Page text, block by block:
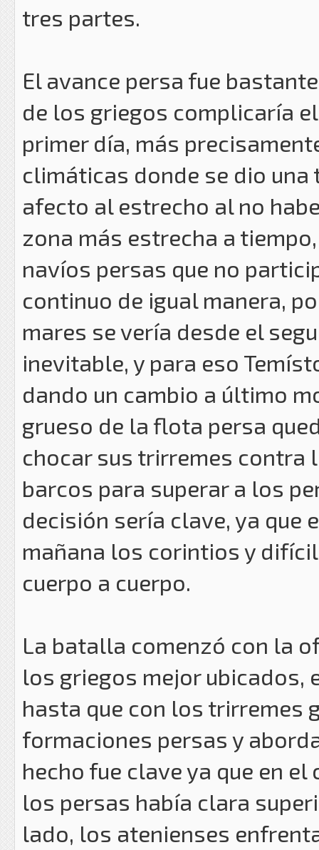
tres partes.
El avance persa fue
de los griegos complicaría
primer día, más
climáticas donde se dio una
afecto al estrecho al no
zona más estrecha a
navíos persas que no
continuo de igual manera,
mares se vería desde el
inevitable, y para eso
dando un cambio a último
grueso de la flota persa
chocar sus trirremes contra
barcos para superar a los
decisión sería clave, ya que
mañana los corintios y
cuerpo a cuerpo.
La batalla comenzó con la
los griegos mejor ubicados,
hasta que con los trirremes
formaciones persas y
hecho fue clave ya que en
los persas había clara
lado, los atenienses